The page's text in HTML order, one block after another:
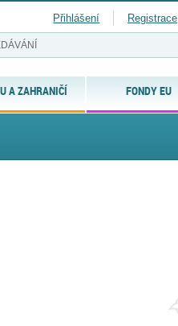
A ZAHRANIČÍ FONDY EU
Přihlášení Registrace